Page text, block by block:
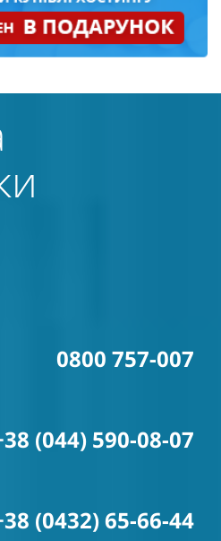
0800 757-007
(044) 590-08-07
(0432) 65-66-44